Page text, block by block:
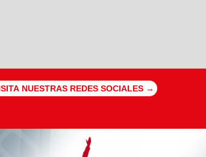
NUESTRAS REDES SOCIALES →